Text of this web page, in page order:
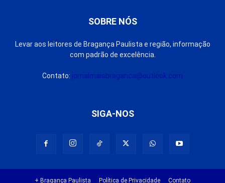
SOBRE NÓS
Levar aos leitores de Bragança Paulista e região, informação
com padrão de excelência.
Contato: jornalmaisbraganca@outlook.com
SIGA-NOS
+ Bragança Paulista Política de Privacidade Contato